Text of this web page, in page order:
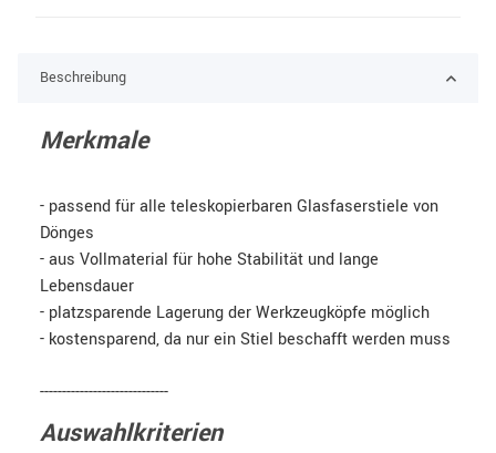
Beschreibung
Merkmale
- passend für alle teleskopierbaren Glasfaserstiele von
Dönges
- aus Vollmaterial für hohe Stabilität und lange
Lebensdauer
- platzsparende Lagerung der Werkzeugköpfe möglich
- kostensparend, da nur ein Stiel beschafft werden muss
-----------------------------
Auswahlkriterien